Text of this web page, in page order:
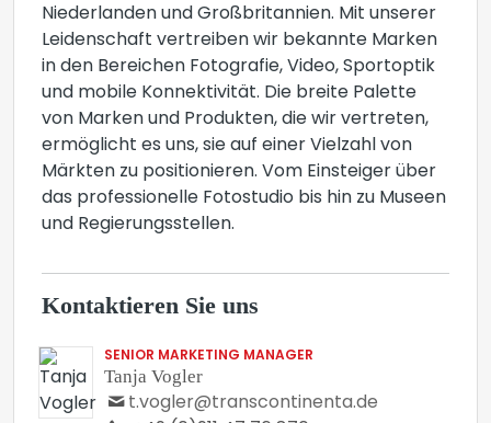
Niederlanden und Großbritannien. Mit unserer
Leidenschaft vertreiben wir bekannte Marken
in den Bereichen Fotografie, Video, Sportoptik
und mobile Konnektivität. Die breite Palette
von Marken und Produkten, die wir vertreten,
ermöglicht es uns, sie auf einer Vielzahl von
Märkten zu positionieren. Vom Einsteiger über
das professionelle Fotostudio bis hin zu Museen
und Regierungsstellen.
Kontaktieren Sie uns
SENIOR MARKETING MANAGER
Tanja Vogler
t.vogler@transcontinenta.de